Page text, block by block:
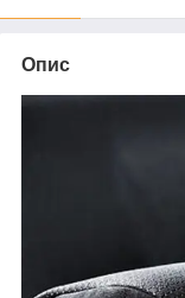
Опис